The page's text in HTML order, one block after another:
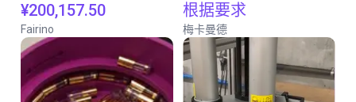
¥200,157.50
Fairino
根据要求
梅卡曼德